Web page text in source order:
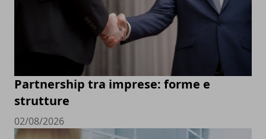
Partnership tra imprese: forme e
strutture
02/08/2026